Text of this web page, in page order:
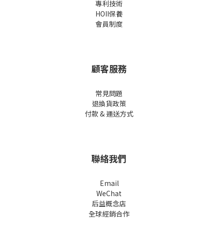
專利技術
HOII保養
會員制度
顧客服務
常見問題
退換貨政策
付款 & 運送方式
聯絡我們
Email
WeChat
后益概念店
全球經銷合作